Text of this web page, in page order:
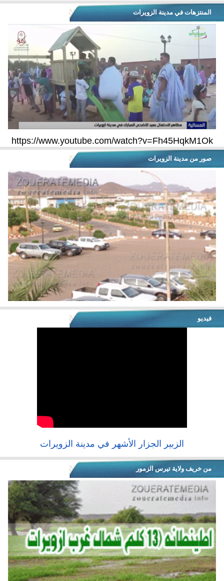
المنتزهات في مدينة الزويرات
https://www.youtube.com/watch?v=Fh45HqkM1Ok
صور من مدينة الزويرات
فيديو
الزبير الجزار الأشهر في مدينة الزويرات
من خريف ولاية تيرس الزمور